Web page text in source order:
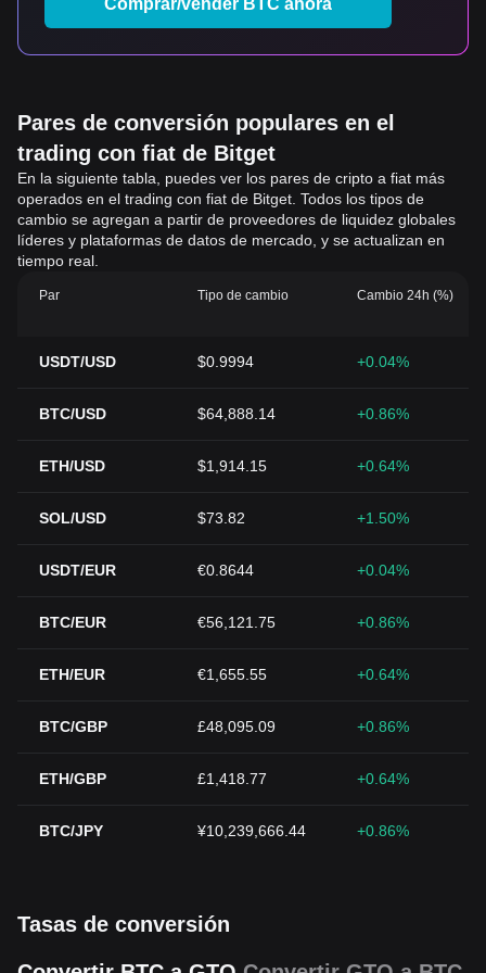
Comprar/vender BTC ahora
Pares de conversión populares en el
trading con fiat de Bitget
En la siguiente tabla, puedes ver los pares de cripto a fiat más
operados en el trading con fiat de Bitget. Todos los tipos de
cambio se agregan a partir de proveedores de liquidez globales
líderes y plataformas de datos de mercado, y se actualizan en
tiempo real.
Par Tipo de cambio Cambio 24h (%)
USDT/USD $0.9994 +0.04%
BTC/USD $64,888.14 +0.86%
ETH/USD $1,914.15 +0.64%
SOL/USD $73.82 +1.50%
USDT/EUR €0.8644 +0.04%
BTC/EUR €56,121.75 +0.86%
ETH/EUR €1,655.55 +0.64%
BTC/GBP £48,095.09 +0.86%
ETH/GBP £1,418.77 +0.64%
BTC/JPY ¥10,239,666.44 +0.86%
Tasas de conversión